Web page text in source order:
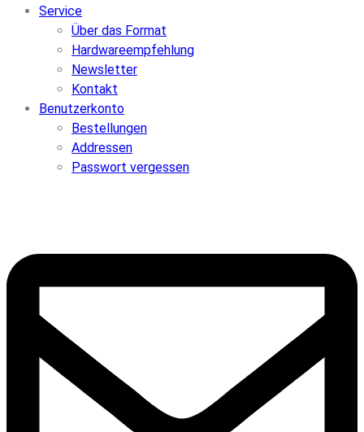
Service
Über das Format
Hardwareempfehlung
Newsletter
Kontakt
Benutzerkonto
Bestellungen
Addressen
Passwort vergessen